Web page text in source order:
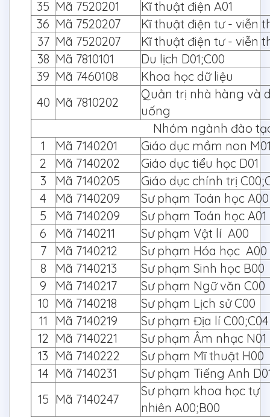
35 Mã 7520201
Kĩ thuật điện A01
36 Mã 7520207
Kĩ thuật điện tư - viễn
37 Mã 7520207
Kĩ thuật điện tư - viễn
38 Mã 7810101
Du lịch D01;C00
39 Mã 7460108
Khoa học dữ liệu
40 Mã 7810202
Quản trị nhà hàng và
uống
Nhóm ngành đào
1
Mã 7140201
Giáo dục mầm non
2
Mã 7140202
Giáo dục tiểu học D01
3
Mã 7140205
Giáo dục chính trị
4
Mã 7140209
Sư phạm Toán học A00
5
Mã 7140209
Sư phạm Toán học A01
6
Mã 7140211
Sư phạm Vật lí A00
7
Mã 7140212
Sư phạm Hóa học
8
Mã 7140213
Sư phạm Sinh học B00
9
Mã 7140217
Sư phạm Ngữ văn C00
10 Mã 7140218
Sư phạm Lịch sử C00
11
Mã 7140219
Sư phạm Địa lí
12 Mã 7140221
Sư phạm Âm nhạc N01
13 Mã 7140222
Sư phạm Mĩ thuật
14 Mã 7140231
Sư phạm Tiếng Anh
15 Mã 7140247
Sư phạm khoa học tự
nhiên A00;B00